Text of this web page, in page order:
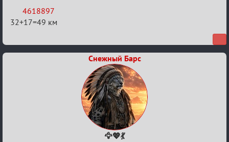
4618897
32+17=49 км
Снежный Барс
🦅💖💃